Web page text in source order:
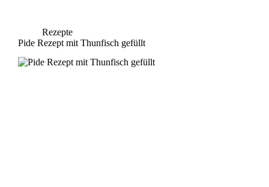
Rezepte
Pide Rezept mit Thunfisch gefüllt